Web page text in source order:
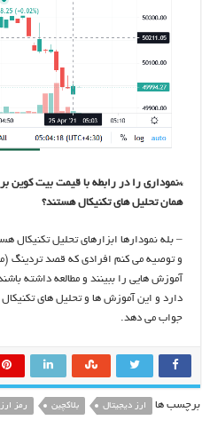
*نموداری را در رابطه با قیمت بیت کوین
همان تحلیل های تکنیکال هستند؟
– بله نمودارها ابزارهای تحلیل
و توصیه می کنم افرادی که قصد تردینگ
آموزش هایی را ببینند و مطالعه داشته
دارد و این آموزش ها و تحلیل های
جواب می دهد.
برچسب ها ارز دیجیتال بلاکچین رمز ارز